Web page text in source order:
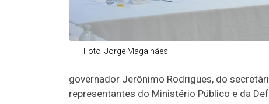
Foto: Jorge Magalhães
governador Jerônimo Rodrigues, do
representantes do Ministério Público e da